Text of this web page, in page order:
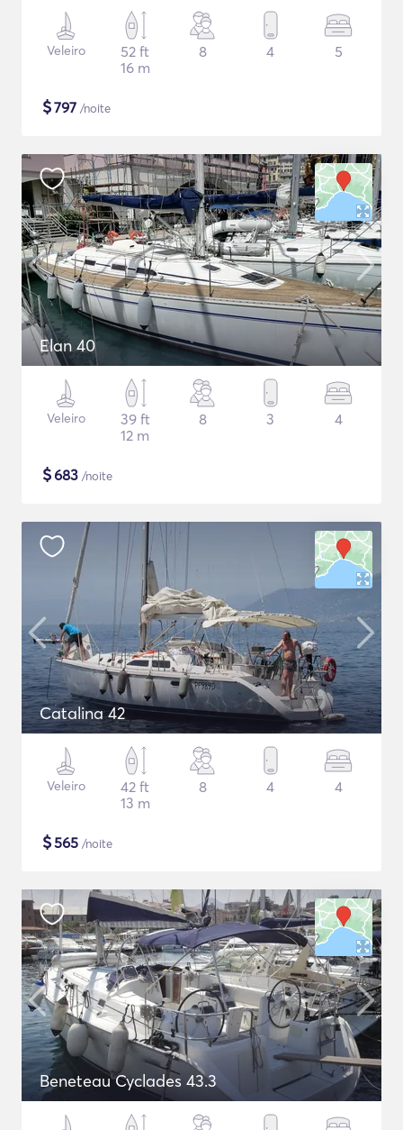
Veleiro
52 ft
16 m
8 4 5
$797 /noite
Elan 40
Veleiro
39 ft
12 m
8 3 4
$683 /noite
Catalina 42
Veleiro
42 ft
13 m
8 4 4
$565 /noite
Beneteau Cyclades 43.3